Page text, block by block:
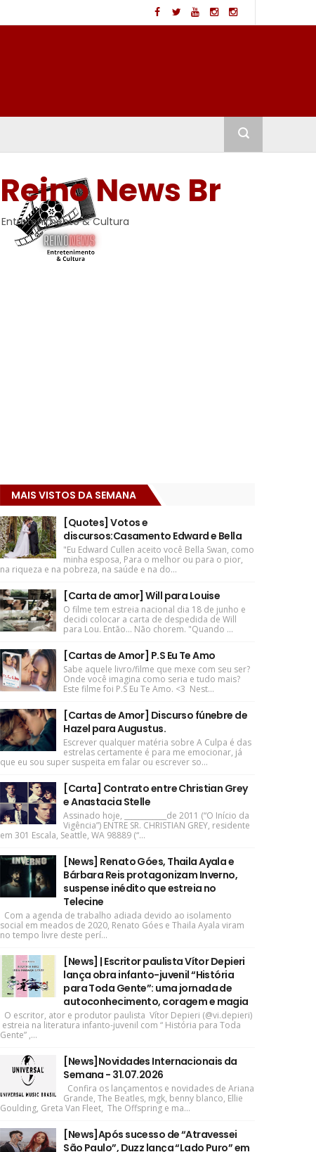
Reino News Br
Entretenimento & Cultura
MAIS VISTOS DA SEMANA
[Quotes] Votos e
discursos:Casamento Edward e Bella
"Eu Edward Cullen aceito você Bella Swan, como
minha esposa, Para o melhor ou para o pior,
na riqueza e na pobreza, na saúde e na do...
[Carta de amor] Will para Louise
O filme tem estreia nacional dia 18 de junho e
decidi colocar a carta de despedida de Will
para Lou. Então... Não chorem. "Quando ...
[Cartas de Amor] P.S Eu Te Amo
Sabe aquele livro/filme que mexe com seu ser?
Onde você imagina como seria e tudo mais?
Este filme foi P.S Eu Te Amo. <3 Nest...
[Cartas de Amor] Discurso fúnebre de
Hazel para Augustus.
Escrever qualquer matéria sobre A Culpa é das
estrelas certamente é para me emocionar, já
que eu sou super suspeita em falar ou escrever so...
[Carta] Contrato entre Christian Grey
e Anastacia Stelle
Assinado hoje, ____________de 2011 (“O Início da
Vigência”) ENTRE SR. CHRISTIAN GREY, residente
em 301 Escala, Seattle, WA 98889 (“...
[News] Renato Góes, Thaila Ayala e
Bárbara Reis protagonizam Inverno,
suspense inédito que estreia no
Telecine
Com a agenda de trabalho adiada devido ao isolamento
social em meados de 2020, Renato Góes e Thaila Ayala viram
no tempo livre deste perí...
[News] | Escritor paulista Vítor Depieri
lança obra infanto-juvenil “História
para Toda Gente”: uma jornada de
autoconhecimento, coragem e magia
O escritor, ator e produtor paulista Vítor Depieri (@vi.depieri)
estreia na literatura infanto-juvenil com “ História para Toda
Gente” ,...
[News]Novidades Internacionais da
Semana - 31.07.2026
Confira os lançamentos e novidades de Ariana
Grande, The Beatles, mgk, benny blanco, Ellie
Goulding, Greta Van Fleet, The Offspring e ma...
[News]Após sucesso de “Atravessei
São Paulo”, Duzz lança “Lado Puro” em